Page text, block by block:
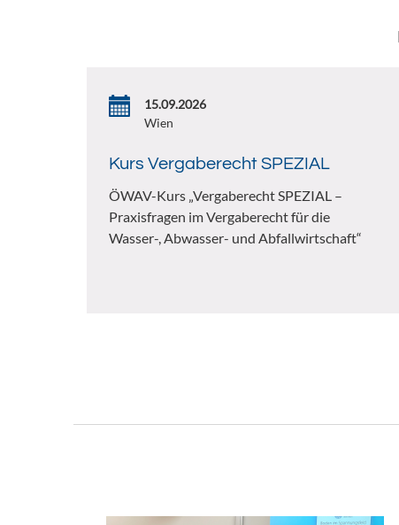
15.09.2026
Wien
Kurs Vergaberecht SPEZIAL
ÖWAV-Kurs „Vergaberecht SPEZIAL –
Praxisfragen im Vergaberecht für die
Wasser-, Abwasser- und Abfallwirtschaft“